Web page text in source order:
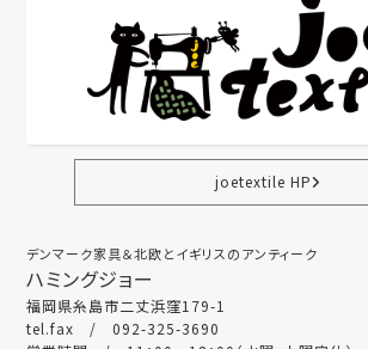
joetextile HP
デンマーク家具＆北欧とイギリスのアンティーク
ハミングジョー
福岡県糸島市二丈浜窪179-1
tel.fax / 092-325-3690